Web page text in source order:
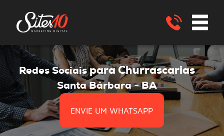
Redes Sociaispara Churrascarias
Santa Bárbara - BA
ENVIE UM WHATSAPP